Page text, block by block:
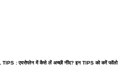
: एयरोप्लेन में कैसे लें अच्छी नींद? इन TIPS को करें फॉलो